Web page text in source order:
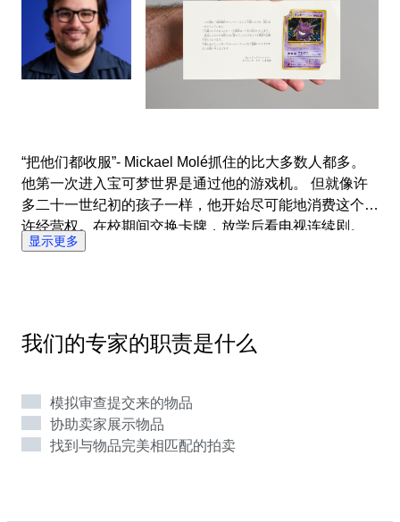
“把他们都收服”- Mickael Molé抓住的比大多数人都多。
他第一次进入宝可梦世界是通过他的游戏机。 但就像许
多二十一世纪初的孩子一样，他开始尽可能地消费这个特
许经营权。在校期间交换卡牌，放学后看电视连续剧。
一生的收藏热情就此诞生。 在他的大学期间，收集卡牌
组成部分 - 在活动中提供他的专业知识，并成为位于斯特
拉斯堡的Rocket商店的专业人士。 Mickael喜欢在他的拍
奇才、日本独有的卡牌和错误卡牌。 他的拍卖总是让买
家和卖家都感到高兴和为之振奋。
显示更多
我们的专家的职责是什么
模拟审查提交来的物品
协助卖家展示物品
找到与物品完美相匹配的拍卖